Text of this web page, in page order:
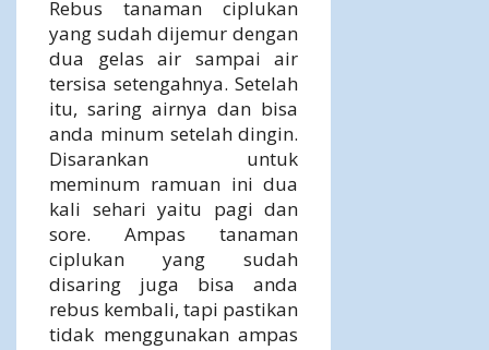
Rebus tanaman ciplukan
yang sudah dijemur dengan
dua gelas air sampai air
tersisa setengahnya. Setelah
itu, saring airnya dan bisa
anda minum setelah dingin.
Disarankan untuk
meminum ramuan ini dua
kali sehari yaitu pagi dan
sore. Ampas tanaman
ciplukan yang sudah
disaring juga bisa anda
rebus kembali, tapi pastikan
tidak menggunakan ampas